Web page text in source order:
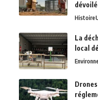
Histoire
La
local